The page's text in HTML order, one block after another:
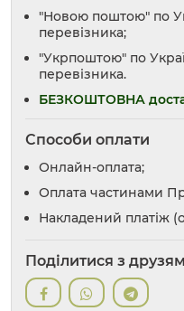
"Новою поштою" по
перевізника;
"Укрпоштою" по
перевізника.
БЕЗКОШТОВНА
Способи оплати
Онлайн-оплата;
Оплата частинами
Накладений платіж
Поділитися з